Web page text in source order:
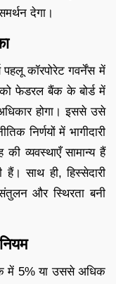
देगा।
कॉरपोरेट गवर्नेंस में
फेडरल बैंक के बोर्ड में
होगा। इससे उसे
निर्णयों में भागीदारी
व्यवस्थाएँ सामान्य हैं
साथ ही, हिस्सेदारी
और स्थिरता बनी
में 5% या उससे अधिक